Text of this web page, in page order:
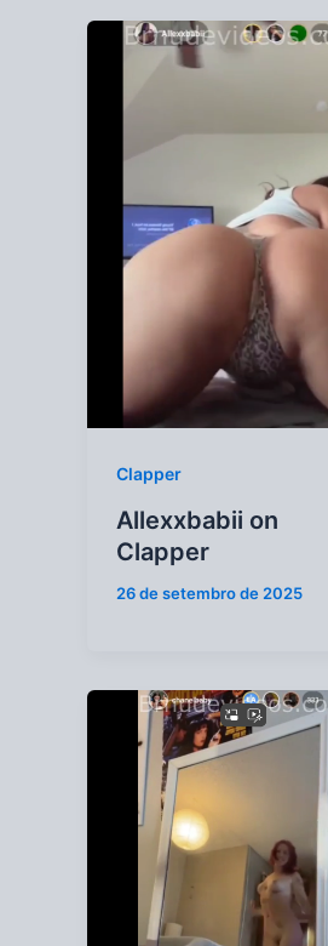
Clapper
Allexxbabii on
Clapper
26 de setembro de 2025